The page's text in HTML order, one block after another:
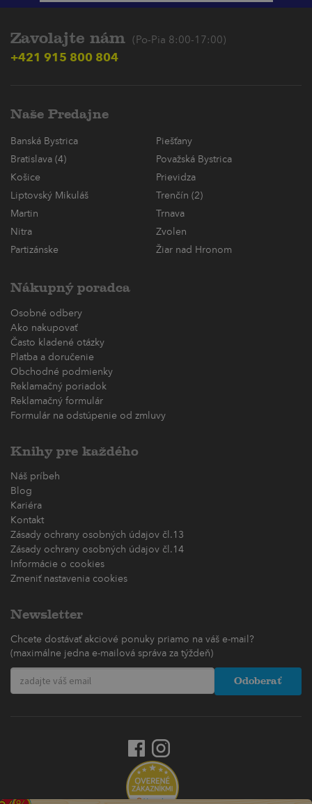
Zavolajte nám (Po-Pia 8:00-17:00)
+421 915 800 804
Naše Predajne
Banská Bystrica
Piešťany
Bratislava (4)
Považská Bystrica
Košice
Prievidza
Liptovský Mikuláš
Trenčín (2)
Martin
Trnava
Nitra
Zvolen
Partizánske
Žiar nad Hronom
Nákupný poradca
Osobné odbery
Ako nakupovať
Často kladené otázky
Platba a doručenie
Obchodné podmienky
Reklamačný poriadok
Reklamačný formulár
Formulár na odstúpenie od zmluvy
Knihy pre každého
Náš príbeh
Blog
Kariéra
Kontakt
Zásady ochrany osobných údajov čl.13
Zásady ochrany osobných údajov čl.14
Informácie o cookies
Zmeniť nastavenia cookies
Newsletter
Chcete dostávať akciové ponuky priamo na váš e-mail?
(maximálne jedna e-mailová správa za týždeň)
Odoberať